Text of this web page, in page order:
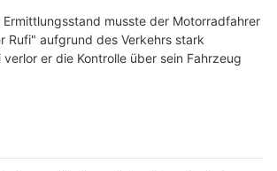
Ermittlungsstand musste der Motorradfahrer
Rufi" aufgrund des Verkehrs stark
er die Kontrolle über sein Fahrzeug